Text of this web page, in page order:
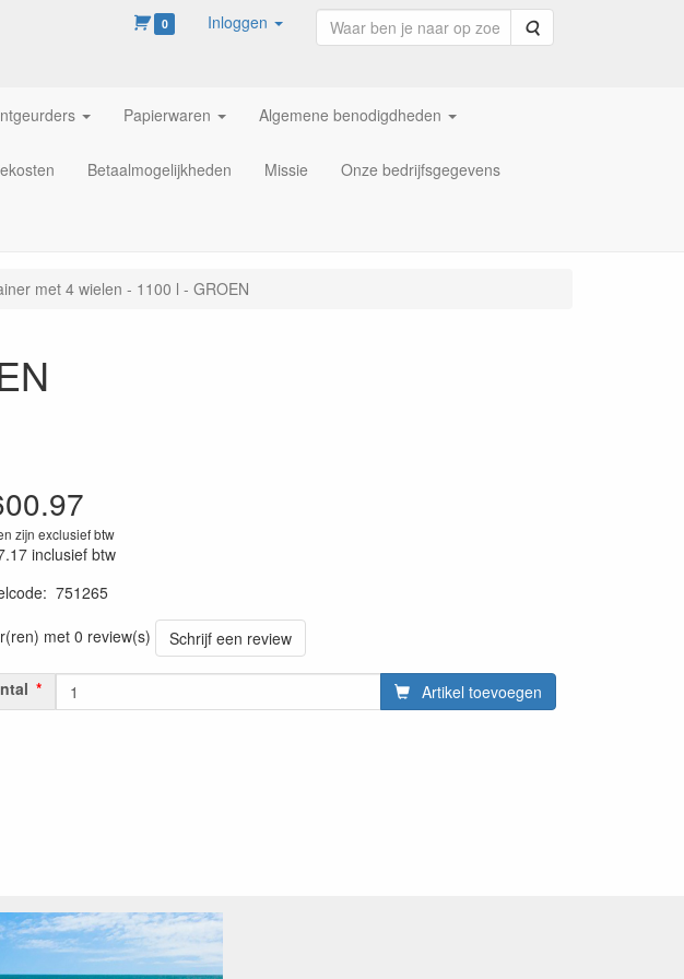
0 Inloggen Zoeken
Papierwaren Algemene benodigdheden
Betaalmogelijkheden Missie Onze bedrijfsgegevens
met 4 wielen - 1100 l - GROEN
zijn exclusief btw
inclusief btw
: 751265
met 0 review(s)
Schrijf een review
Artikel toevoegen